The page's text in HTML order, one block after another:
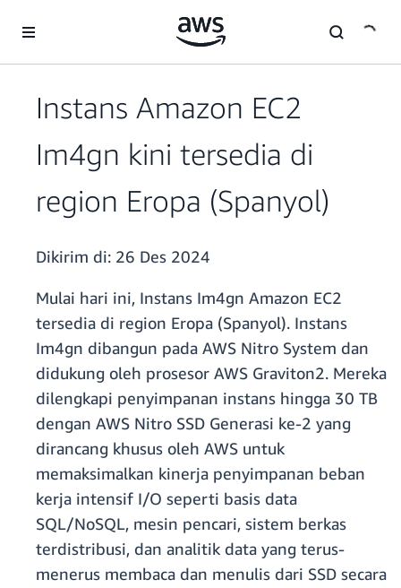
Instans Amazon EC2
Im4gn kini tersedia di
region Eropa (Spanyol)
Dikirim di: 26 Des 2024
Mulai hari ini, Instans Im4gn Amazon EC2
tersedia di region Eropa (Spanyol). Instans
Im4gn dibangun pada AWS Nitro System dan
didukung oleh prosesor AWS Graviton2. Mereka
dilengkapi penyimpanan instans hingga 30 TB
dengan AWS Nitro SSD Generasi ke-2 yang
dirancang khusus oleh AWS untuk
memaksimalkan kinerja penyimpanan beban
kerja intensif I/O seperti basis data
SQL/NoSQL, mesin pencari, sistem berkas
terdistribusi, dan analitik data yang terus-
menerus membaca dan menulis dari SSD secara